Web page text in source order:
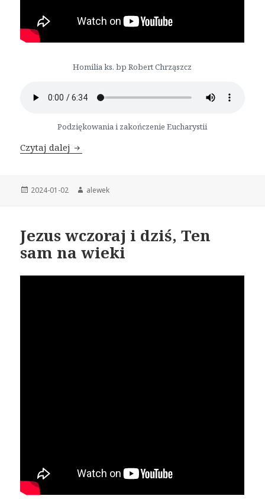
Homilia ks. bp Robert Chrząszcz
Podziękowania i zakończenie Eucharystii
Czytaj dalej Skuteczna Ewangelizacja – Nadzieja dla
Opublikowano
2024-01-02 Autor
alewek
Jezus wczoraj i dziś, Ten
sam na wieki